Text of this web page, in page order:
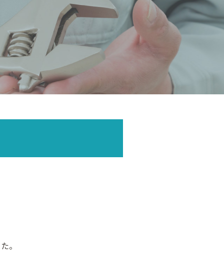
。